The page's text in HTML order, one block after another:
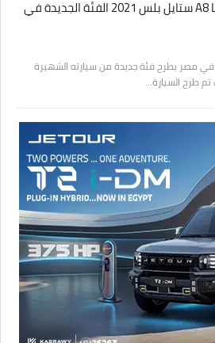
تعرف على سكودا اوكتافيا A8 ستايل بلس 2021 الفئة الجديدة في
مصر بطرح فئة جديدة من سيارته الشهيرة